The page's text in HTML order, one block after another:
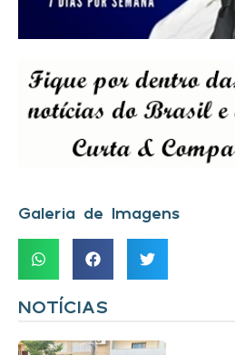
Galeria de Imagens
NOTÍCIAS